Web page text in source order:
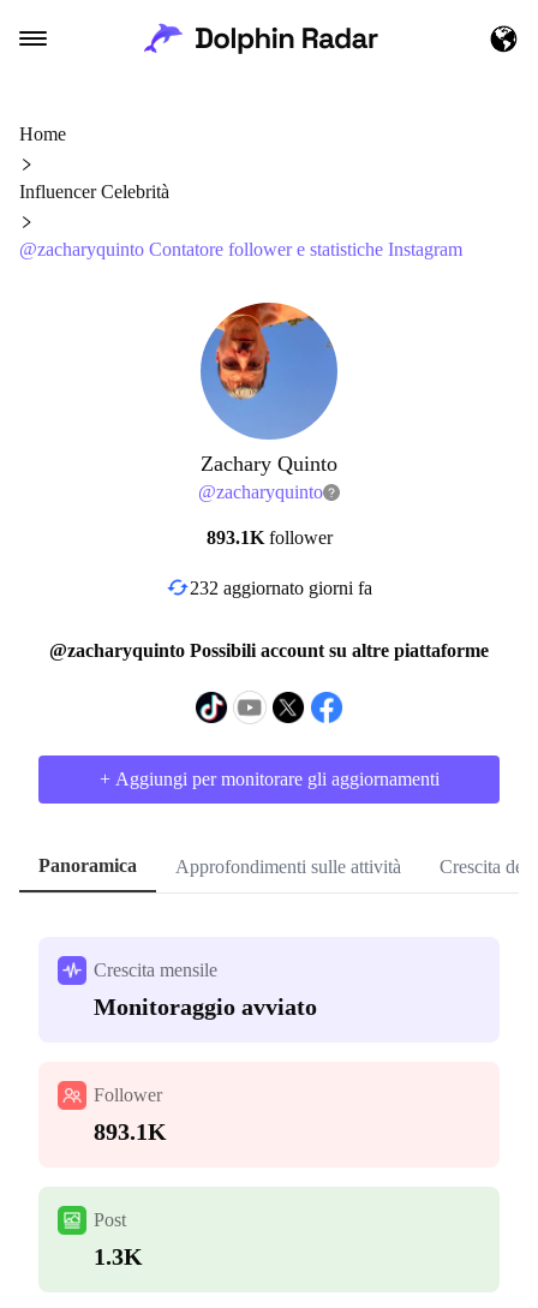
Home
Influencer Celebrità
@zacharyquinto Contatore follower e statistiche Instagram
Zachary Quinto
@zacharyquinto
893.1K follower
232 aggiornato giorni fa
@zacharyquinto Possibili account su altre piattaforme
+ Aggiungi per monitorare gli aggiornamenti
Panoramica Approfondimenti sulle attività Crescita dei
Crescita mensile
Monitoraggio avviato
Follower
893.1K
Post
1.3K